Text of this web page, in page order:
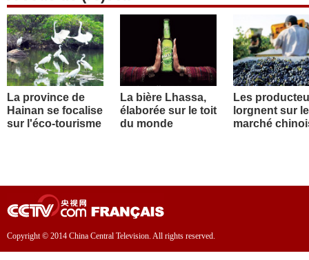
La province de
Hainan se focalise
sur l'éco-tourisme
La bière Lhassa,
élaborée sur le toit
du monde
Les
lorgnent sur le
marché
Copyright © 2014 China Central Television. All rights reserved.